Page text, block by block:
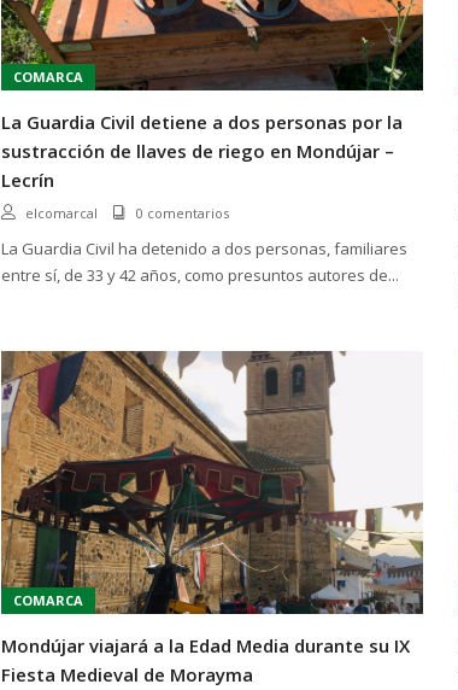
COMARCA
La Guardia Civil detiene a dos personas por la
sustracción de llaves de riego en Mondújar –
Lecrín
elcomarcal 0 comentarios
La Guardia Civil ha detenido a dos personas, familiares
entre sí, de 33 y 42 años, como presuntos autores de...
COMARCA
Mondújar viajará a la Edad Media durante su IX
Fiesta Medieval de Morayma